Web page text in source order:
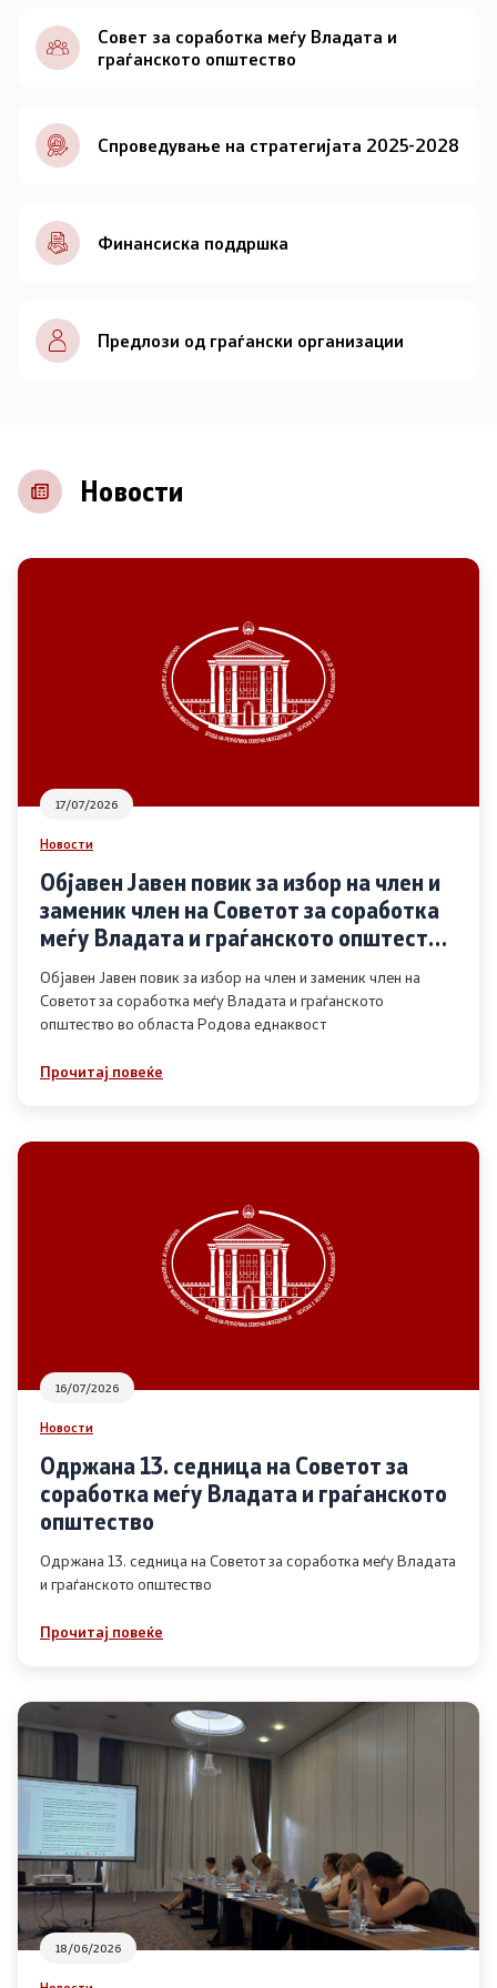
Документи
Совет
За советот
Документи
Записници и дневни редови од седниците на
Советот
Контакт
Основање на здружение
Дијалог меѓу Владата и граѓанскиот сектор
Отворени денови за иницијативи на граѓанските
организации
Финансиска поддршка
Извештаи
Список на ОЈИ
Контакт
Контакт
Линкови
Изјава за пристапност
Со еден клик до сите услуги
Совет за соработка меѓу Владата и
граѓанското општество
Спроведување на стратегијата 2025-2028
Финансиска поддршка
Предлози од граѓански организации
Новости
17/07/2026
Новости
Објавен Јавен повик за избор на член и
заменик член на Советот за соработка
меѓу Владата и граѓанското општество
во областа Родова еднаквост
Објавен Јавен повик за избор на член и заменик член на
Советот за соработка меѓу Владата и граѓанското
општество во областа Родова еднаквост
Прочитај повеќе
16/07/2026
Новости
Одржана 13. седница на Советот за
соработка меѓу Владата и граѓанското
општество
Одржана 13. седница на Советот за соработка меѓу Владата
и граѓанското општество
Прочитај повеќе
18/06/2026